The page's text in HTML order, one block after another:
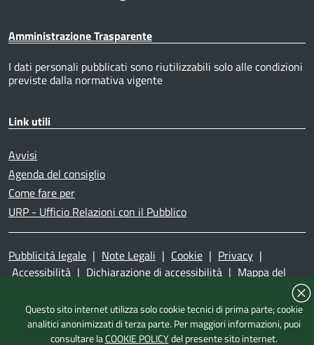
Amministrazione Trasparente
I dati personali pubblicati sono riutilizzabili solo alle condizioni
previste dalla normativa vigente
Link utili
Avvisi
Agenda del consiglio
Come fare per
URP - Ufficio Relazioni con il Pubblico
Pubblicità legale | Note Legali | Cookie | Privacy |
Accessibilità | Dichiarazione di accessibilità | Mappa del
Questo sito internet utilizza solo cookie tecnici di prima parte; cookie
analitici anonimizzati di terza parte. Per maggiori informazioni, puoi
consultare laCOOKIE POLICYdel presente sito internet.